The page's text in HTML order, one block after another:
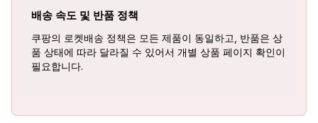
배송 속도 및 반품 정책
쿠팡의 로켓배송 정책은 모든 제품이 동일하고, 반품은 상
품 상태에 따라 달라질 수 있어서 개별 상품 페이지 확인이
필요합니다.